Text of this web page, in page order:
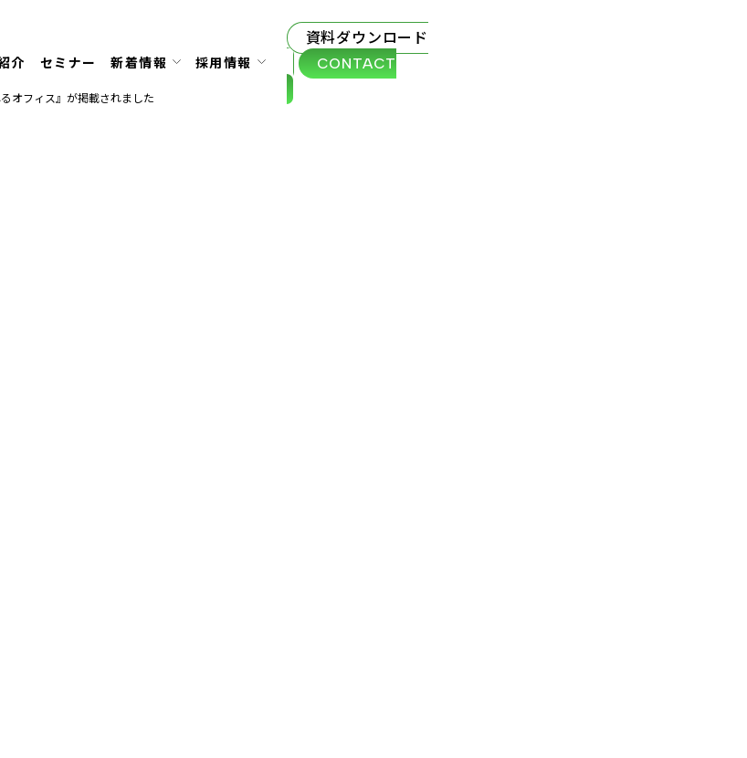
介 セミナー 新着情報 採用情報
資料ダウンロード
CONTACT
オフィス』が掲載されました